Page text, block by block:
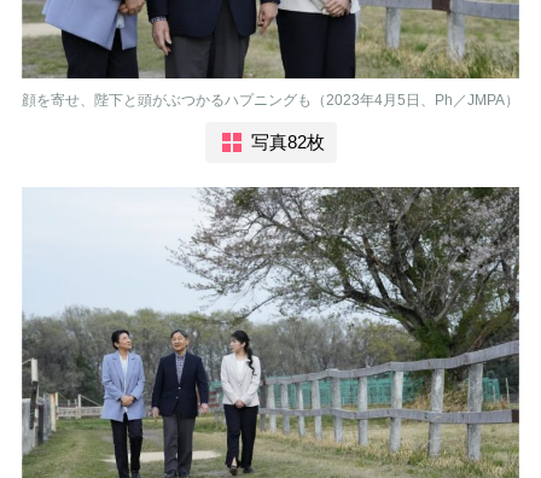
顔を寄せ、陛下と頭がぶつかるハプニングも（2023年4月5日、Ph／JMPA）
写真82枚